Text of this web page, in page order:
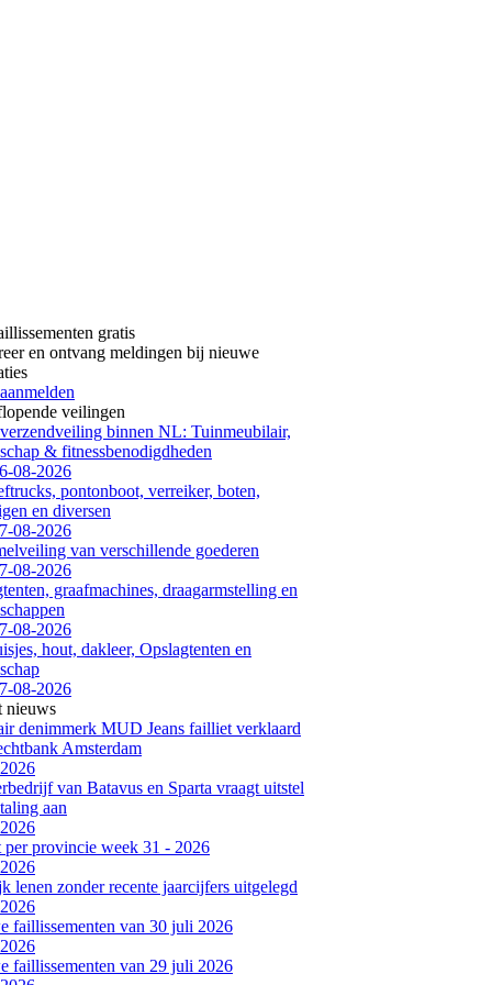
gratis
en ontvang meldingen bij nieuwe
veilingen
binnen NL: Tuinmeubilair,
& fitnessbenodigdheden
08-2026
pontonboot, verreiker, boten,
en diversen
08-2026
van verschillende goederen
08-2026
graafmachines, draagarmstelling en
08-2026
hout, dakleer, Opslagtenten en
08-2026
nieuws
denimmerk MUD Jeans failliet verklaard
Amsterdam
van Batavus en Sparta vraagt uitstel
aan
per provincie week 31 - 2026
lenen zonder recente jaarcijfers uitgelegd
faillissementen van 30 juli 2026
faillissementen van 29 juli 2026